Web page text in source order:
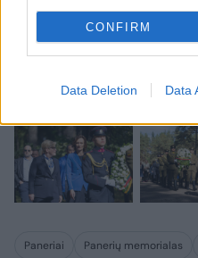
CONFIRM
Data Deletion Data
Paneriai Panerių memorialas